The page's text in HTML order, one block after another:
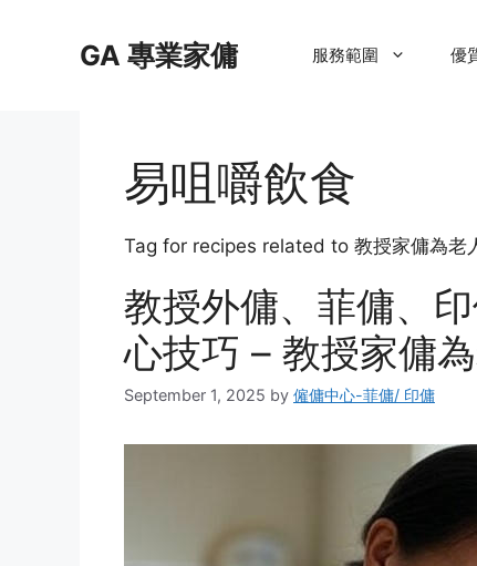
GA 專業家傭 服務範圍 優
易咀嚼飲食
Tag for recipes related to 教授家傭為老
教授外傭、菲傭、
心技巧 – 教授家傭
September 1, 2025 by 僱傭中心-菲傭/ 印傭